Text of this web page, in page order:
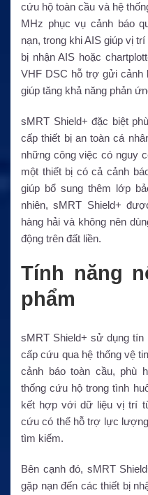
cứu hộ toàn cầu và hệ
MHz phục vụ cảnh báo
nạn, trong khi AIS giúp vị
bị nhận AIS hoặc
VHF DSC hỗ trợ gửi cảnh
giúp tăng khả năng phản
sMRT Shield+ đặc biệt
cấp thiết bị an toàn cá
những công việc có nguy
một thiết bị có cả cảnh
giúp bổ sung thêm lớp
nhiên, sMRT Shield+
hàng hải và không nên
động trên đất liền.
Tính năng
phẩm
sMRT Shield+ sử dụng
cấp cứu qua hệ thống vệ
cảnh báo toàn cầu, phù
thống cứu hộ trong tình
kết hợp với dữ liệu vị trí
cứu có thể hỗ trợ lực
tìm kiếm.
Bên cạnh đó, sMRT
gặp nạn đến các thiết bị